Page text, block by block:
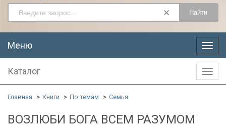
Найти
Меню
Меню
Каталог
Главная Книги По темам Семья
ВОЗЛЮБИ БОГА ВСЕМ РАЗУМОМ